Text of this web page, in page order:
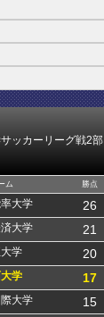
ッカーリーグ戦2部
ム 勝点
大学 26
大学 21
学 20
学 17
大学 15